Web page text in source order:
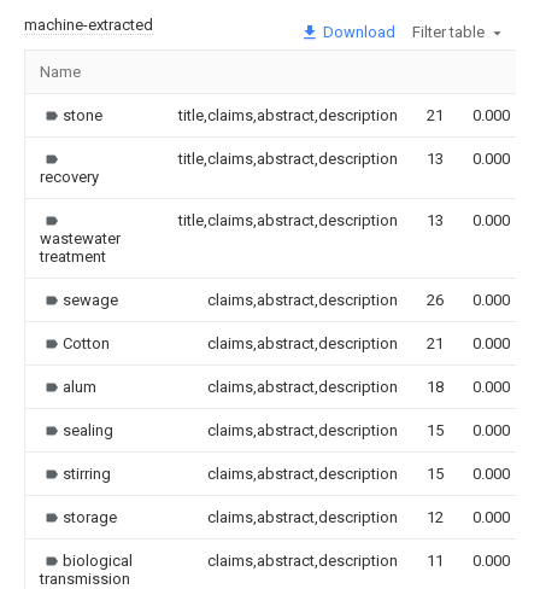
machine-extracted Download Filter table
Name
stone title,claims,abstract,description 21 0.000
recovery
title,claims,abstract,description 13 0.000
wastewater
treatment
title,claims,abstract,description 13 0.000
sewage claims,abstract,description 26 0.000
Cotton claims,abstract,description 21 0.000
alum claims,abstract,description 18 0.000
sealing claims,abstract,description 15 0.000
stirring claims,abstract,description 15 0.000
storage claims,abstract,description 12 0.000
biological
transmission
claims,abstract,description 11 0.000